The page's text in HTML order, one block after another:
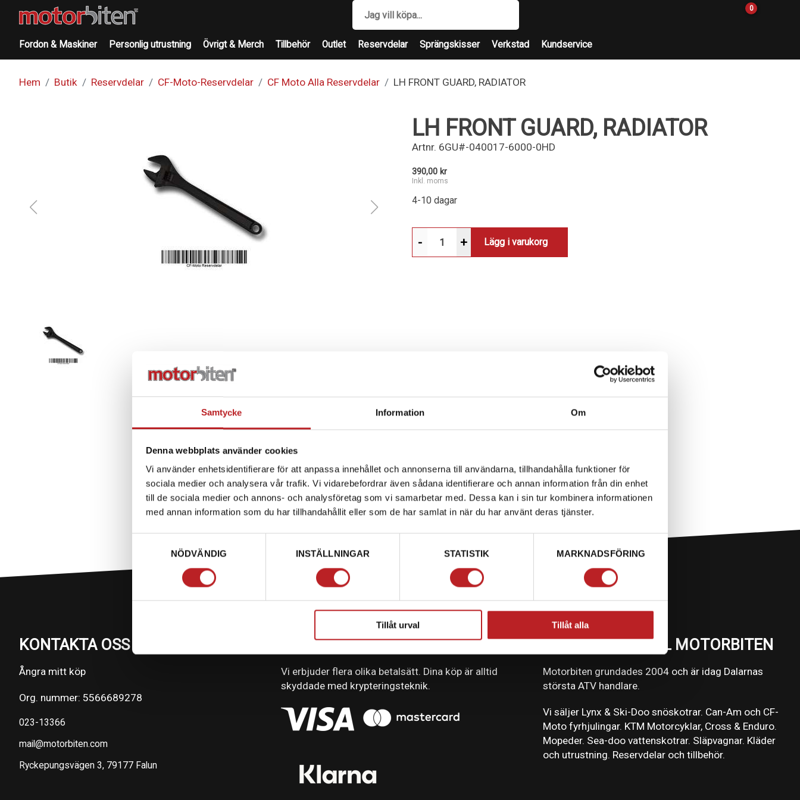
Samtycke Information Om
Denna webbplats använder cookies
Vi använder enhetsidentifierare för att anpassa innehållet och annonserna till användarna, tillhandahålla funktioner för
sociala medier och analysera vår trafik. Vi vidarebefordrar även sådana identifierare och annan information från din enhet
till de sociala medier och annons- och analysföretag som vi samarbetar med. Dessa kan i sin tur kombinera informationen
med annan information som du har tillhandahållit eller som de har samlat in när du har använt deras tjänster.
NÖDVÄNDIG
INSTÄLLNINGAR STATISTIK MARKNADSFÖRING
Tillåt urval Tillåt alla
0
Fordon & Maskiner Personlig utrustning Övrigt & Merch Tillbehör Outlet Reservdelar Sprängskisser Verkstad Kundservice
Hem Butik Reservdelar CF-Moto-Reservdelar CF Moto Alla Reservdelar LH FRONT GUARD, RADIATOR
LH FRONT GUARD, RADIATOR
Artnr. 6GU#-040017-6000-0HD
390,00 kr
Inkl. moms
4-10 dagar
- + Lägg i varukorg
KONTAKTA OSS PÅ MOTORBITEN
Ångra mitt köp
Org. nummer: 5566689278
023-13366
mail@motorbiten.com
Ryckepungsvägen 3, 79177 Falun
BETALNING
Vi erbjuder flera olika betalsätt. Dina köp är alltid
skyddade med krypteringsteknik.
VÄLKOMMEN TILL MOTORBITEN
Motorbiten grundades 2004 och är idag Dalarnas
största ATV handlare.
Vi säljer Lynx & Ski-Doo snöskotrar. Can-Am och CF-
Moto fyrhjulingar. KTM Motorcyklar, Cross & Enduro.
Mopeder. Sea-doo vattenskotrar. Släpvagnar. Kläder
och utrustning. Reservdelar och tillbehör.